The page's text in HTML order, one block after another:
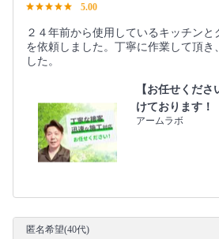
5.00
２４年前から使用しているキッチン
を依頼しました。丁寧に作業して頂き
した。
【お任せくださ
けております！
アームラボ
匿名希望(40代)